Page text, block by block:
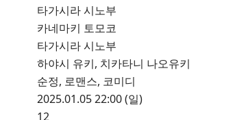
타가시라 시노부
카네마키 토모코
타가시라 시노부
하야시 유키, 치카타니 나오유키
순정, 로맨스, 코미디
2025.01.05 22:00 (일)
12